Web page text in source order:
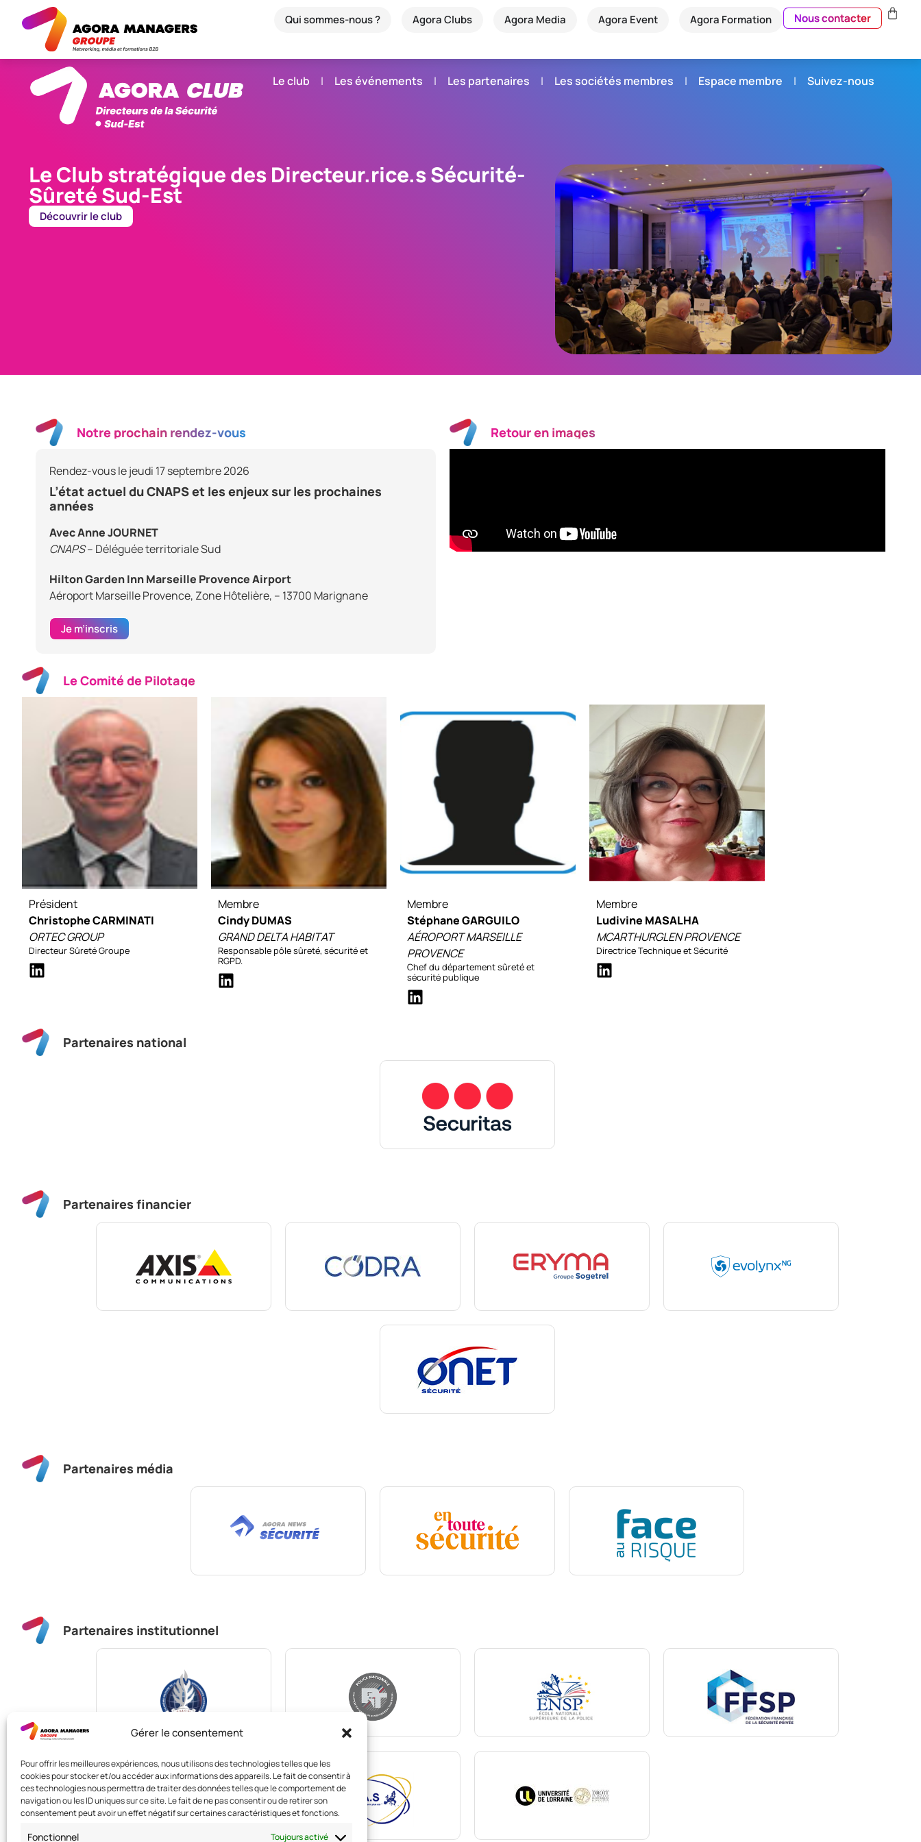
Gérer le consentement
Pour offrir les meilleures expériences, nous utilisons des technologies telles que les
cookies pour stocker et/ou accéder aux informations des appareils. Le fait de consentir à
ces technologies nous permettra de traiter des données telles que le comportement de
navigation ou les ID uniques sur ce site. Le fait de ne pas consentir ou de retirer son
consentement peut avoir un effet négatif sur certaines caractéristiques et fonctions.
Fonctionnel Toujours activé
Qui sommes-nous ? Agora Clubs Agora Media Agora Event Agora Formation Nous contacter
Le club Les événements Les partenaires Les sociétés membres Espace membre Suivez-nous
Le Club stratégique des Directeur.rice.s Sécurité-
Sûreté Sud-Est
Découvrir le club
Notre prochain rendez-vous
Rendez-vous le jeudi 17 septembre 2026
L’état actuel du CNAPS et les enjeux sur les prochaines
années
Avec Anne JOURNET
CNAPS– Déléguée territoriale Sud
Hilton Garden Inn Marseille Provence Airport
Aéroport Marseille Provence, Zone Hôtelière, – 13700 Marignane
Je m’inscris
Retour en images
Le Comité de Pilotage
Président
Christophe CARMINATI
ORTEC GROUP
Directeur Sûreté Groupe
Membre
Cindy DUMAS
GRAND DELTA HABITAT
Responsable pôle sûreté, sécurité et
RGPD.
Membre
Stéphane GARGUILO
AÉROPORT MARSEILLE
PROVENCE
Chef du département sûreté et
sécurité publique
Membre
Ludivine MASALHA
MCARTHURGLEN PROVENCE
Directrice Technique et Sécurité
Partenaires national
Partenaires financier
Partenaires média
Partenaires institutionnel